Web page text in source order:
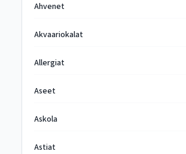
Ahvenet
Akvaariokalat
Allergiat
Aseet
Askola
Astiat